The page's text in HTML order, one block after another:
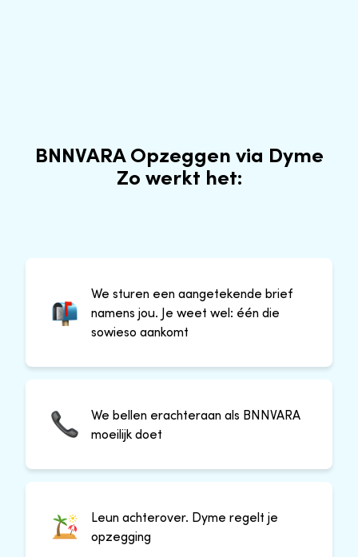
BNNVARA Opzeggen via Dyme
Zo werkt het:
We sturen een aangetekende brief
namens jou. Je weet wel: één die
sowieso aankomt
We bellen erachteraan als BNNVARA
moeilijk doet
Leun achterover. Dyme regelt je
opzegging